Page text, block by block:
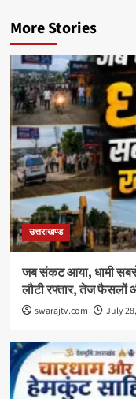
More Stories
उत्तराखण्ड
जब संकट आया, धामी
लौटी रफ्तार, तेज फैसलों
swarajtv.com July